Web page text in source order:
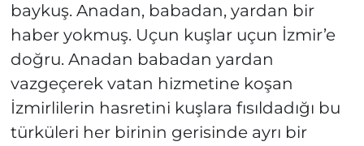
baykuş. Anadan, babadan, yardan bir
haber yokmuş. Uçun kuşlar uçun İzmir’e
doğru. Anadan babadan yardan
vazgeçerek vatan hizmetine koşan
İzmirlilerin hasretini kuşlara fısıldadığı bu
türküleri her birinin gerisinde ayrı bir